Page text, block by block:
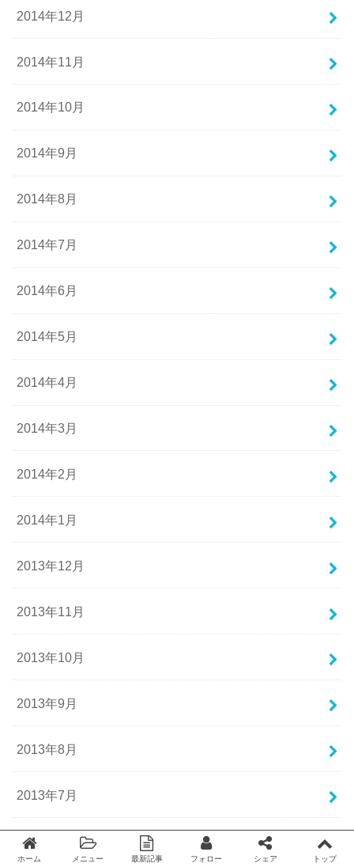
2014年12月
2014年11月
2014年10月
2014年9月
2014年8月
2014年7月
2014年6月
2014年5月
2014年4月
2014年3月
2014年2月
2014年1月
2013年12月
2013年11月
2013年10月
2013年9月
2013年8月
2013年7月
2013年6月
ホーム メニュー 最新記事 フォロー シェア トップ
Twitter facebook